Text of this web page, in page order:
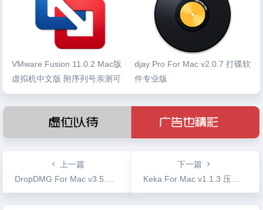
VMware Fusion 11.0.2 Mac版
虚拟机中文版 附序列号亲测可
用
djay Pro For Mac v2.0.7 打碟软
件专业版
上一篇
DropDMG For Mac v3.5.4b3 制作DMG打包压缩工具
下一篇
Keka For Mac v1.1.3 压缩解压工具支持众多格式